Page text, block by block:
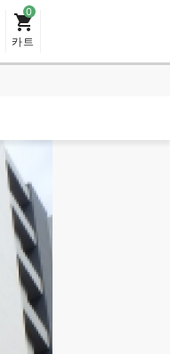
카트